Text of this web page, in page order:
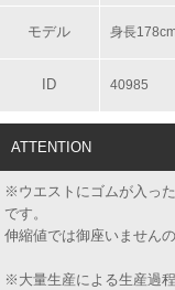
モデル 身長
ID 40985
ATTENTION
※ウエストにゴムが入っ
です。
伸縮値では御座いません
※大量生産による生産過程